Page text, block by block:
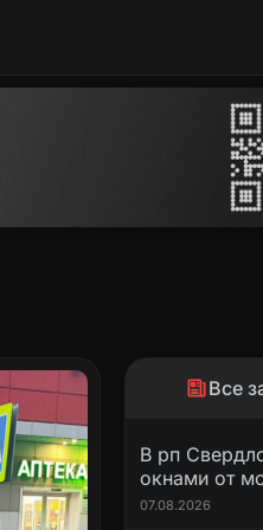
Все
В рп
окнами от
07.08.2026